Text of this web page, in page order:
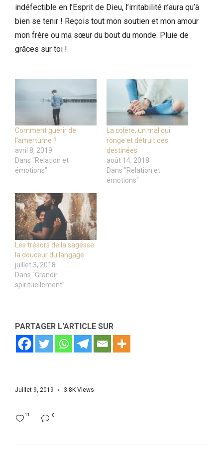
indéfectible en l’Esprit de Dieu, l’irritabilité n’aura qu’à
bien se tenir ! Reçois tout mon soutien et mon amour
mon frère ou ma sœur du bout du monde. Pluie de
grâces sur toi !
Comment guérir de
l’amertume ?
avril 8, 2019
Dans "Relation et
émotions"
La colère, un mal qui
ronge et détruit des
destinées.
août 14, 2018
Dans "Relation et
émotions"
Les trésors de la sagesse:
la douceur du langage.
juillet 3, 2018
Dans "Grandir
spirituellement"
PARTAGER L'ARTICLE SUR
Juillet 9, 2019 3.8K Views
0
11